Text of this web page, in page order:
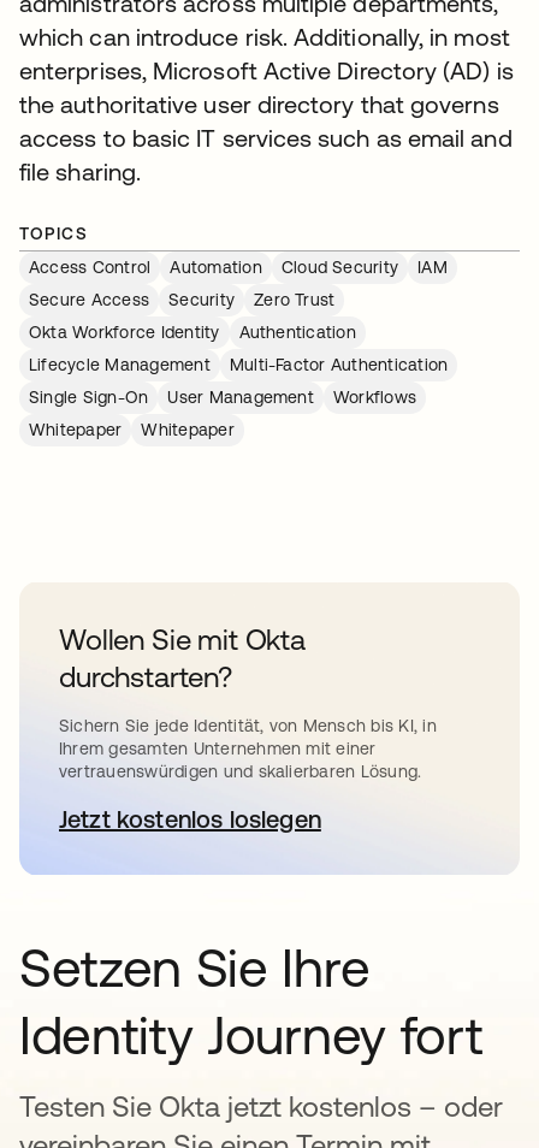
which can introduce risk. Additionally, in most
enterprises, Microsoft Active Directory (AD) is
the authoritative user directory that governs
access to basic IT services such as email and
file sharing.
TOPICS
Access Control
Automation Cloud Security
IAM
Secure Access
Security
Zero Trust
Okta Workforce Identity
Authentication
Lifecycle Management
Multi-Factor Authentication
Single Sign-On
User Management
Workflows
Whitepaper
Whitepaper
Wollen Sie mit Okta
durchstarten?
Sichern Sie jede Identität, von Mensch bis KI, in
Ihrem gesamten Unternehmen mit einer
vertrauenswürdigen und skalierbaren Lösung.
Jetzt kostenlos loslegen
wird in einer neuen
Setzen Sie Ihre
Identity Journey fort
Testen Sie Okta jetzt kostenlos – oder